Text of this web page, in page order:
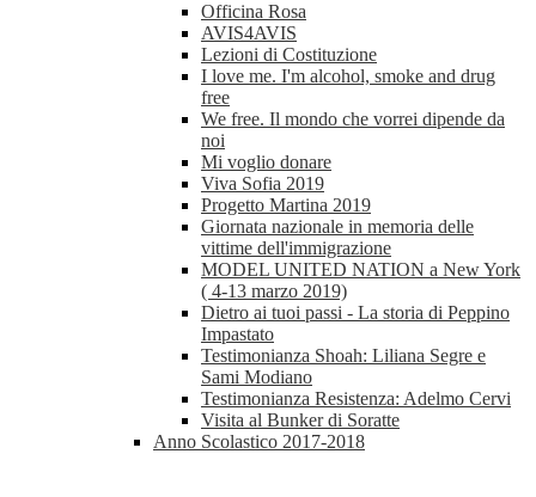
Officina Rosa
AVIS4AVIS
Lezioni di Costituzione
I love me. I'm alcohol, smoke and drug
free
We free. Il mondo che vorrei dipende da
noi
Mi voglio donare
Viva Sofia 2019
Progetto Martina 2019
Giornata nazionale in memoria delle
vittime dell'immigrazione
MODEL UNITED NATION a New York
( 4-13 marzo 2019)
Dietro ai tuoi passi - La storia di Peppino
Impastato
Testimonianza Shoah: Liliana Segre e
Sami Modiano
Testimonianza Resistenza: Adelmo Cervi
Visita al Bunker di Soratte
Anno Scolastico 2017-2018